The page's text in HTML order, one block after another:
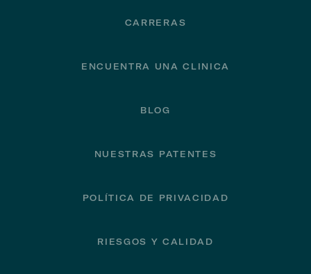
CARRERAS
ENCUENTRA UNA CLINICA
BLOG
NUESTRAS PATENTES
POLÍTICA DE PRIVACIDAD
RIESGOS Y CALIDAD